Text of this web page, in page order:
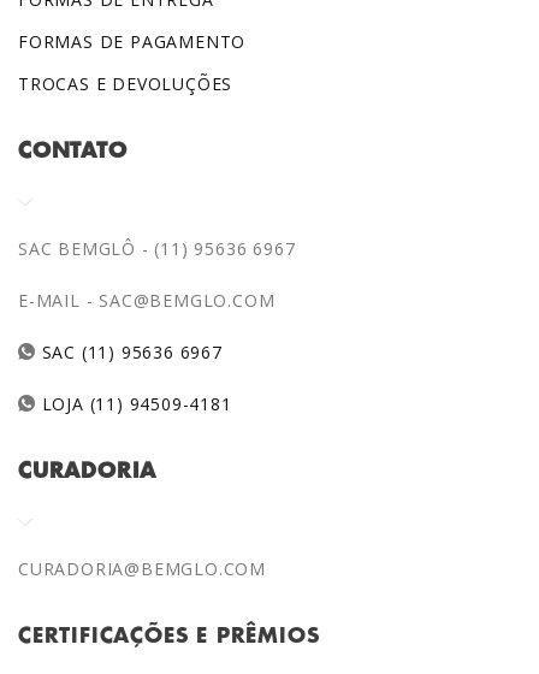
FORMAS DE PAGAMENTO
TROCAS E DEVOLUÇÕES
CONTATO
SAC BEMGLÔ - (11) 95636 6967
E-MAIL - SAC@BEMGLO.COM
SAC (11) 95636 6967
LOJA (11) 94509-4181
CURADORIA
CURADORIA@BEMGLO.COM
CERTIFICAÇÕES E PRÊMIOS